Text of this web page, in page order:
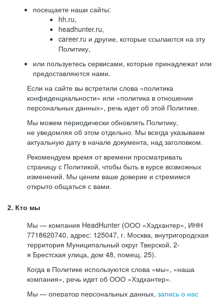
посещаете наши сайты:
hh.ru,
headhunter.ru,
career.ru и другие, которые ссылаются на эту
Политику,
или пользуетесь сервисами, которые принадлежат или
предоставляются нами.
Если на сайте вы встретили слова «политика
конфиденциальности» или «политика в отношении
персональных данных», речь идет об этой Политике.
Мы можем периодически обновлять Политику,
не уведомляя об этом отдельно. Мы всегда указываем
актуальную дату в начале документа, над заголовком.
Рекомендуем время от времени просматривать
страницу с Политикой, чтобы быть в курсе возможных
изменений. Мы ценим ваше доверие и стремимся
открыто общаться с вами.
2. Кто мы
Мы — компания HeadHunter (ООО «Хэдхантер», ИНН
7718620740, адрес: 125047, г. Москва, внутригородская
территория Муниципальный округ Тверской, 2-
я Брестская улица, дом 48, помещ. 25).
Когда в Политике используются слова «мы», «наша
компания», речь идет об ООО «Хэдхантер».
Мы — оператор персональных данных, запись о нас